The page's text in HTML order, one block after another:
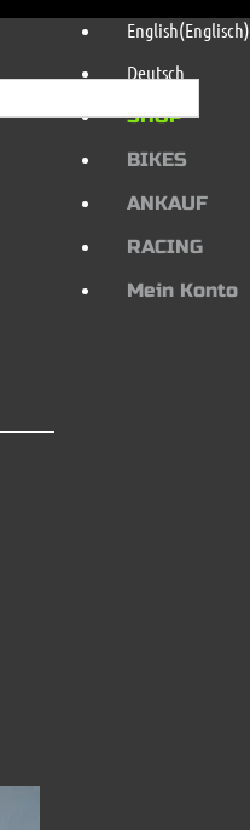
English(Englisch)
Deutsch
SHOP
BIKES
ANKAUF
RACING
Mein Konto